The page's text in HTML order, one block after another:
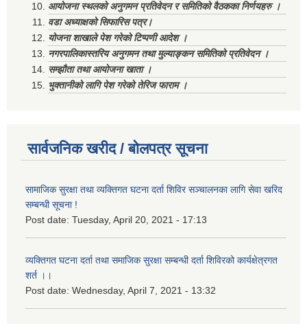
आयोजना स्थलको अनुगमन प्रतिवेदन र समितिको वैठकका निर्णयहरु ।
वडा अध्याक्षको सिफारिस पत्र।
योजना शाखाले पेश गरेको टिप्पणी आदेश ।
नगरपालिकास्तरिय अनुगमन तथा मुल्याङ्कन समितिको प्रतिवेदन ।
सम्झौता तथा आयोजना खाता ।
भुक्तानीको लागि पेश गरेको तेरिज फाराम ।
सार्वजनिक खरीद / बोलपत्र सूचना
सामाजिक सुरक्षा तथा व्यक्तिगत घटना दर्ता शिविर सञ्चालनका लागि सेवा खरिद
सम्बन्धी सूचना !
Post date: Tuesday, April 20, 2021 - 17:13
व्यक्तिगत घटना दर्ता तथा समाजिक सुरक्षा सम्बन्धी दर्ता शिविरको कार्यक्षेत्रगत
शर्त ।।
Post date: Wednesday, April 7, 2021 - 13:32